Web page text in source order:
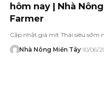
hôm nay | Nhà
Farmer
Cập nhật giá mít Thái siêu sớm
Nhà Nông Miền Tây 10/06/